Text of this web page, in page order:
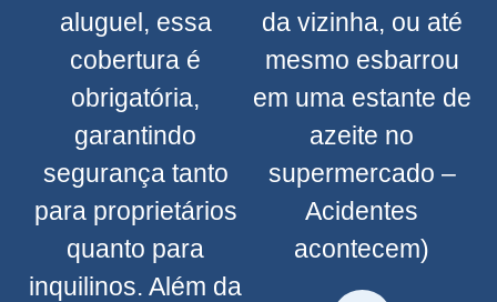
aluguel, essa
cobertura é
obrigatória,
garantindo
segurança tanto
para proprietários
quanto para
inquilinos. Além da
da vizinha, ou até
mesmo esbarrou
em uma estante de
azeite no
supermercado –
Acidentes
acontecem)